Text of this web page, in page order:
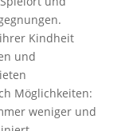
Kindheit
und
Möglichkeiten:
weniger und